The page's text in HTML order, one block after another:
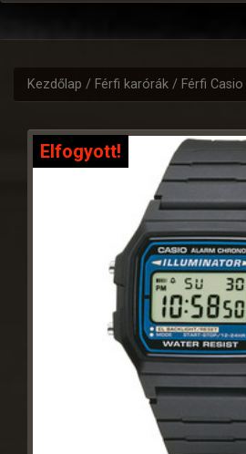
Kezdőlap / Férfi karórák / Férfi Casio
Elfogyott!